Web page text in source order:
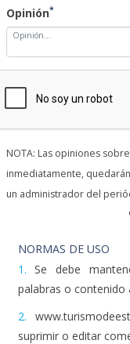
Opinión*
NOTA: Las opiniones
inmediatamente,
un administrador del
NORMAS DE USO
1. Se debe
palabras o contenido
2.
suprimir o editar